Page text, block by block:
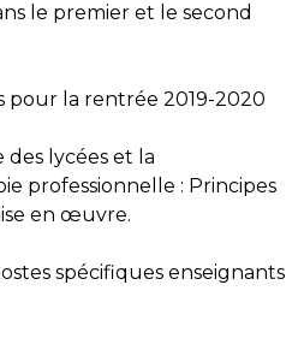
le premier et le second
pour la rentrée 2019-2020
des lycées et la
professionnelle : Principes
en œuvre.
spécifiques enseignants